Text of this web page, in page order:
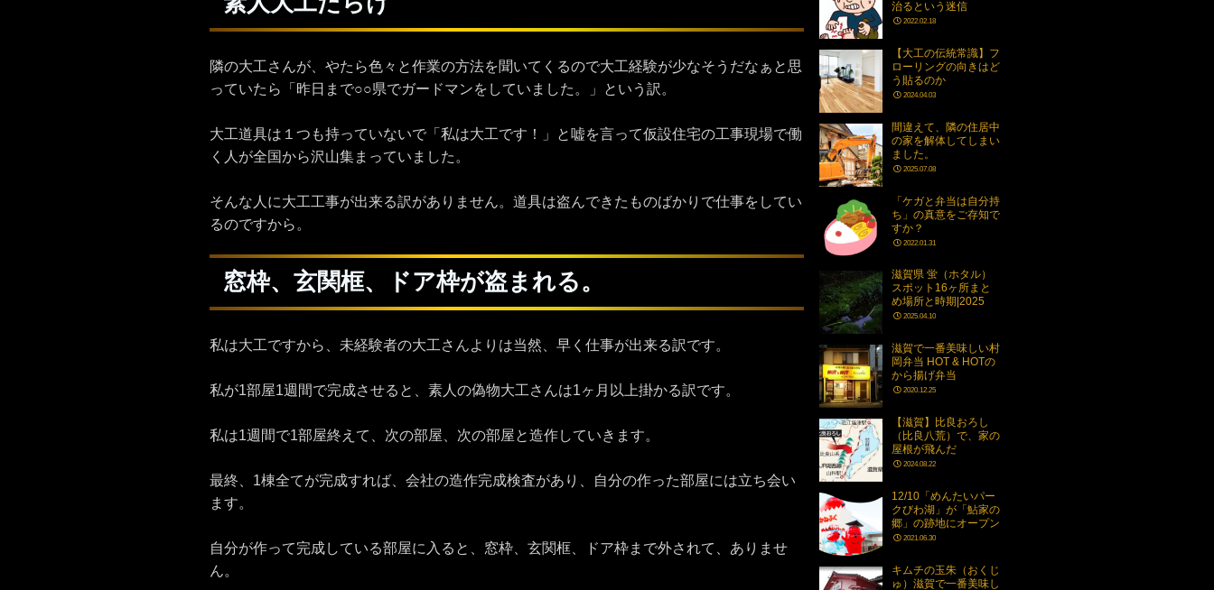
隣の大工さんが、やたら色々と作業の方法を聞いてくるので大工経験が少なそうだなぁと思
っていたら「昨日まで○○県でガードマンをしていました。」という訳。
大工道具は１つも持っていないで「私は大工です！」と嘘を言って仮設住宅の工事現場で働
く人が全国から沢山集まっていました。
そんな人に大工工事が出来る訳がありません。道具は盗んできたものばかりで仕事をしてい
るのですから。
窓枠、玄関框、ドア枠が盗まれる。
私は大工ですから、未経験者の大工さんよりは当然、早く仕事が出来る訳です。
私が1部屋1週間で完成させると、素人の偽物大工さんは1ヶ月以上掛かる訳です。
私は1週間で1部屋終えて、次の部屋、次の部屋と造作していきます。
最終、1棟全てが完成すれば、会社の造作完成検査があり、自分の作った部屋には立ち会い
ます。
自分が作って完成している部屋に入ると、窓枠、玄関框、ドア枠まで外されて、ありませ
ん。
治るという迷信
2022.02.18
【大工の伝統常識】フ
ローリングの向きはど
う貼るのか
2024.04.03
間違えて、隣の住居中
の家を解体してしまい
ました。
2025.07.08
「ケガと弁当は自分持
ち」の真意をご存知で
すか？
2022.01.31
滋賀県 蛍（ホタル）
スポット16ヶ所まと
め場所と時期|2025
2025.04.10
滋賀で一番美味しい村
岡弁当 HOT & HOTの
から揚げ弁当
2020.12.25
【滋賀】比良おろし
（比良八荒）で、家の
屋根が飛んだ
2024.08.22
12/10「めんたいパー
クびわ湖」が「鮎家の
郷」の跡地にオープン
2021.06.30
キムチの玉朱（おくじ
ゅ）滋賀で一番美味し